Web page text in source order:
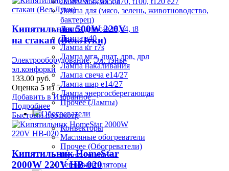
Лампа для (мясо, зелень, животноводство,
бактерец)
Лампа для сав t5, t4, t8
Лампа е40
Лампа кг r7s
Лампа мгл, днат, дрв, дрл
Лампа накаливания
Лампа свеча е14/27
Лампа шар е14/27
Лампа энергосберегающая
Прочее (Лампы)
Обогреватели
Конвекторы
Масляные обогреватели
Прочее (Обогреватели)
Пушки и завесы
Тепловентиляторы
Кипятильник 500W 220V
на стакан (Вел.Луки)
Электрооборудование,Эл. тэны-
эл.конфорки
133.00 руб.
Оценка 5 из 5
Добавить в Избранное
Подробнее
Быстрый просмотр
Кипятильник HomeStar
2000W 220V HB-020